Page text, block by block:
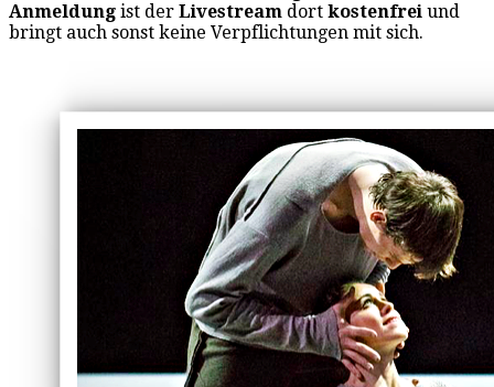
Anmeldung ist der Livestream dort kostenfrei und
bringt auch sonst keine Verpflichtungen mit sich.